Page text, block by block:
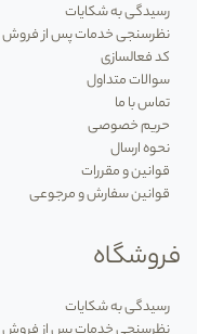
رسیدگی به شکایات
نظرسنجی خدمات پس از فروش
کد فعالسازی
سوالات متداول
تماس با ما
حریم خصوصی
نحوه ارسال
قوانین و مقررات
قوانین سفارش و مرجوعی
فروشگاه
رسیدگی به شکایات